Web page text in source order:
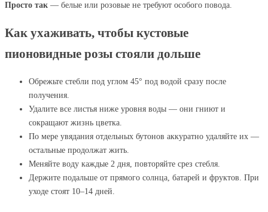
Просто так — белые или розовые не требуют особого повода.
Как ухаживать, чтобы кустовые
пионовидные розы стояли дольше
Обрежьте стебли под углом 45° под водой сразу после
получения.
Удалите все листья ниже уровня воды — они гниют и
сокращают жизнь цветка.
По мере увядания отдельных бутонов аккуратно удаляйте их —
остальные продолжат жить.
Меняйте воду каждые 2 дня, повторяйте срез стебля.
Держите подальше от прямого солнца, батарей и фруктов. При
уходе стоят 10–14 дней.